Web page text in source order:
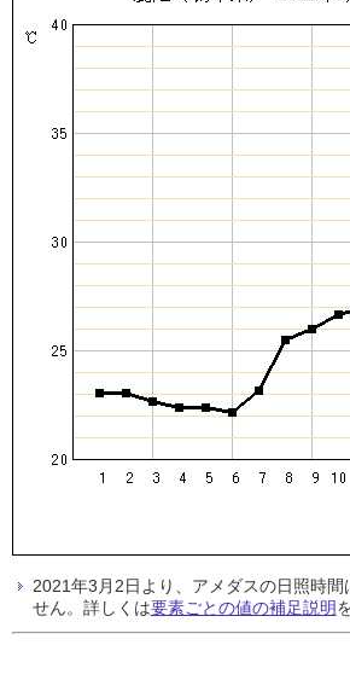
2021年3月2日より、アメダスの日照時
せん。詳しくは要素ごとの値の補足説明